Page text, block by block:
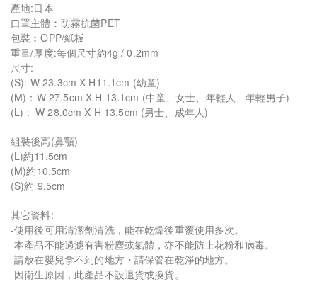
產地:日本
口罩主體︰防霧抗菌PET
包裝︰OPP/紙板
重量/厚度:每個尺寸約4g / 0.2mm
尺寸:
(S): W 23.3cm X H11.1cm (幼童)
(M)：W 27.5cm X H 13.1cm (中童、女士、年輕人、年輕男子)
(L) : W 28.0cm X H 13.5cm (男士、成年人)
組裝後高(鼻顎)
(L)約11.5cm
(M)約10.5cm
(S)約 9.5cm
其它資料:
-使用後可用清潔劑清洗，能在乾燥後重覆使用多次。
-本產品不能過濾有害粉塵或氣體，亦不能防止花粉和病毒。
-請放在嬰兒拿不到的地方・請保管在乾淨的地方。
-因衛生原因，此產品不設退貨或換貨。